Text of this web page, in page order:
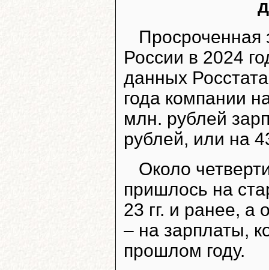
Просроченная
России в 2024
данных
года компании
млн. рублей
рублей, или на
Около
пришлось на
23 гг. и ранее,
– на зарплаты,
прошлом году.